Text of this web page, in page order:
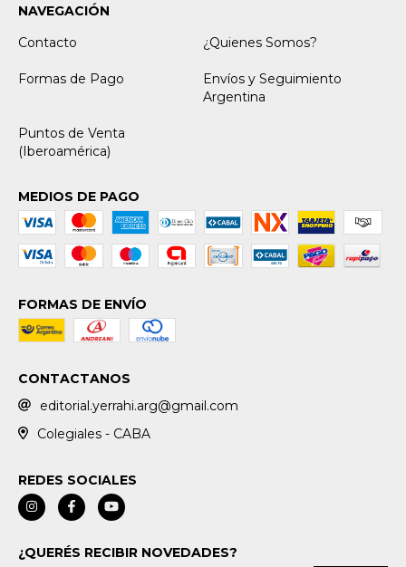
NAVEGACIÓN
Contacto
¿Quienes Somos?
Formas de Pago
Envíos y Seguimiento
Argentina
Puntos de Venta
(Iberoamérica)
MEDIOS DE PAGO
FORMAS DE ENVÍO
CONTACTANOS
editorial.yerrahi.arg@gmail.com
Colegiales - CABA
REDES SOCIALES
¿QUERÉS RECIBIR NOVEDADES?